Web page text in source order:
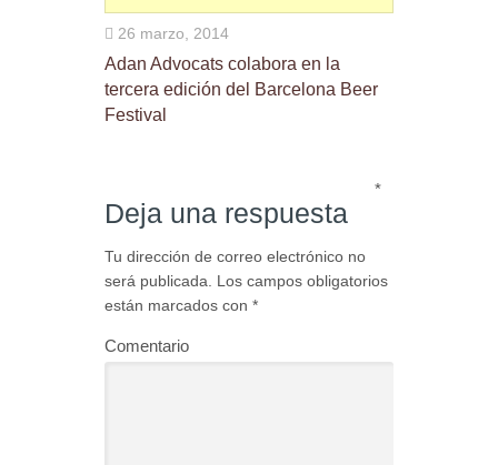
26 marzo, 2014
Adan Advocats colabora en la
tercera edición del Barcelona Beer
Festival
Deja una respuesta
Tu dirección de correo electrónico no
será publicada.
Los campos obligatorios
están marcados con *
Comentario
*